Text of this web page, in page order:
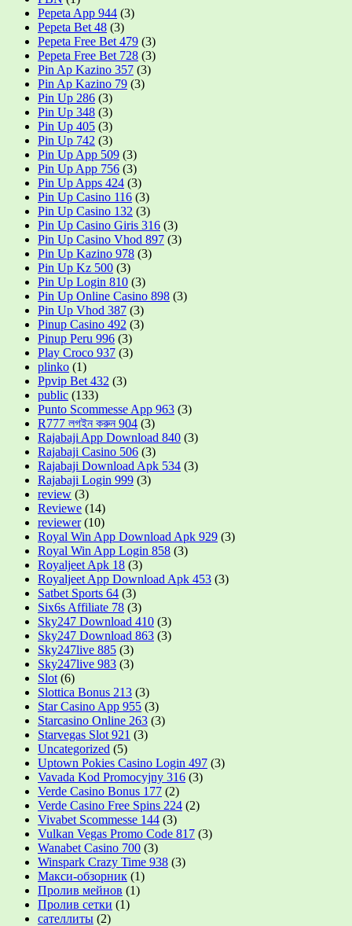
Pepeta App 944 (3)
Pepeta Bet 48 (3)
Pepeta Free Bet 479 (3)
Pepeta Free Bet 728 (3)
Pin Ap Kazino 357 (3)
Pin Ap Kazino 79 (3)
Pin Up 286 (3)
Pin Up 348 (3)
Pin Up 405 (3)
Pin Up 742 (3)
Pin Up App 509 (3)
Pin Up App 756 (3)
Pin Up Apps 424 (3)
Pin Up Casino 116 (3)
Pin Up Casino 132 (3)
Pin Up Casino Giris 316 (3)
Pin Up Casino Vhod 897 (3)
Pin Up Kazino 978 (3)
Pin Up Kz 500 (3)
Pin Up Login 810 (3)
Pin Up Online Casino 898 (3)
Pin Up Vhod 387 (3)
Pinup Casino 492 (3)
Pinup Peru 996 (3)
Play Croco 937 (3)
plinko (1)
Ppvip Bet 432 (3)
public (133)
Punto Scommesse App 963 (3)
R777 লগইন করুন 904 (3)
Rajabaji App Download 840 (3)
Rajabaji Casino 506 (3)
Rajabaji Download Apk 534 (3)
Rajabaji Login 999 (3)
review (3)
Reviewe (14)
reviewer(10)
Royal Win App Download Apk 929 (3)
Royal Win App Login 858 (3)
Royaljeet Apk 18 (3)
Royaljeet App Download Apk 453 (3)
Satbet Sports 64 (3)
Six6s Affiliate 78 (3)
Sky247 Download 410 (3)
Sky247 Download 863 (3)
Sky247live 885 (3)
Sky247live 983 (3)
Slot (6)
Slottica Bonus 213 (3)
Star Casino App 955 (3)
Starcasino Online 263 (3)
Starvegas Slot 921 (3)
Uncategorized (5)
Uptown Pokies Casino Login 497 (3)
Vavada Kod Promocyjny 316 (3)
Verde Casino Bonus 177 (2)
Verde Casino Free Spins 224 (2)
Vivabet Scommesse 144 (3)
Vulkan Vegas Promo Code 817 (3)
Wanabet Casino 700 (3)
Winspark Crazy Time 938 (3)
Макси-обзорник (1)
Пролив мейнов (1)
Пролив сетки (1)
сателлиты (2)